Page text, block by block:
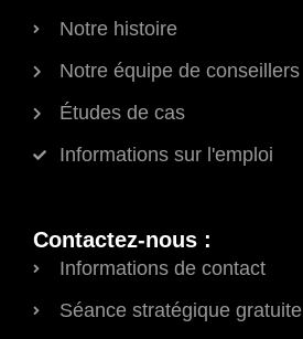
Notre histoire
Notre équipe de conseillers
Études de cas
Informations sur l'emploi
Contactez-nous :
Informations de contact
Séance stratégique gratuite